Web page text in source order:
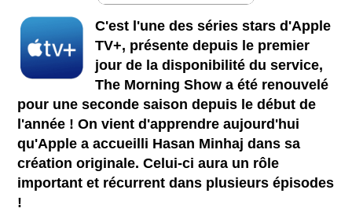
C'est l'une des séries stars d'Apple
TV+, présente depuis le premier
jour de la disponibilité du service,
The Morning Show a été renouvelé
pour une seconde saison depuis le début de
l'année ! On vient d'apprendre aujourd'hui
qu'Apple a accueilli Hasan Minhaj dans sa
création originale. Celui-ci aura un rôle
important et récurrent dans plusieurs épisodes
!